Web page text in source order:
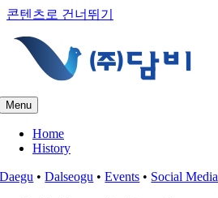
콘텐츠로 건너뛰기
Menu
Home
History
Daegu •Dalseogu •Events • Social Media